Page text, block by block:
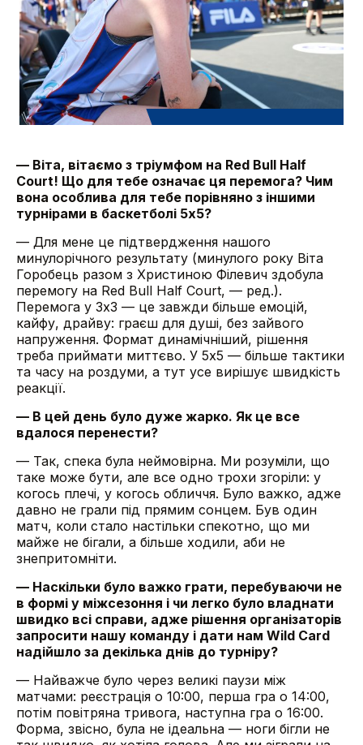
— Віта, вітаємо з тріумфом на Red Bull Half
Court! Що для тебе означає ця перемога? Чим
вона особлива для тебе порівняно з іншими
турнірами в баскетболі 5х5?
— Для мене це підтвердження нашого
минулорічного результату (минулого року Віта
Горобець разом з Христиною Філевич здобула
перемогу на Red Bull Half Court, — ред.).
Перемога у 3х3 — це завжди більше емоцій,
кайфу, драйву: граєш для душі, без зайвого
напруження. Формат динамічніший, рішення
треба приймати миттєво. У 5х5 — більше тактики
та часу на роздуми, а тут усе вирішує швидкість
реакції.
— В цей день було дуже жарко. Як це все
вдалося перенести?
— Так, спека була неймовірна. Ми розуміли, що
таке може бути, але все одно трохи згоріли: у
когось плечі, у когось обличчя. Було важко, адже
давно не грали під прямим сонцем. Був один
матч, коли стало настільки спекотно, що ми
майже не бігали, а більше ходили, аби не
знепритомніти.
— Наскільки було важко грати, перебуваючи не
в формі у міжсезоння і чи легко було владнати
швидко всі справи, адже рішення організаторів
запросити нашу команду і дати нам Wild Card
надійшло за декілька днів до турніру?
— Найважче було через великі паузи між
матчами: реєстрація о 10:00, перша гра о 14:00,
потім повітряна тривога, наступна гра о 16:00.
Форма, звісно, була не ідеальна — ноги бігли не